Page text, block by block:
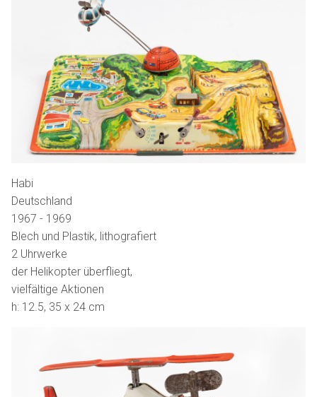
Habi
Deutschland
1967 - 1969
Blech und Plastik, lithografiert
2 Uhrwerke
der Helikopter überfliegt,
vielfältige Aktionen
h: 12.5, 35 x 24 cm